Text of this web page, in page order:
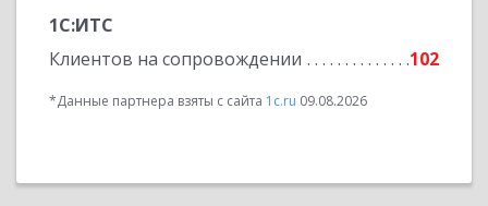
1С:ИТС
Клиентов на сопровождении
102
*Данные партнера взяты с сайта 1c.ru 09.08.2026